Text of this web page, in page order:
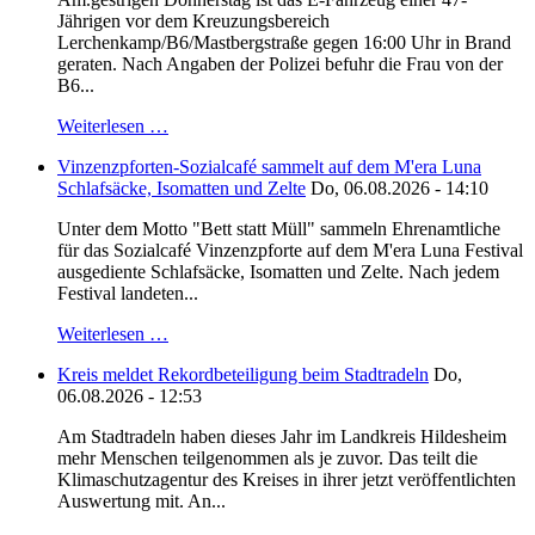
Jährigen vor dem Kreuzungsbereich
Lerchenkamp/B6/Mastbergstraße gegen 16:00 Uhr in Brand
geraten. Nach Angaben der Polizei befuhr die Frau von der
B6...
Weiterlesen …
Vinzenzpforten-Sozialcafé sammelt auf dem M'era Luna
Schlafsäcke, Isomatten und Zelte Do, 06.08.2026 - 14:10
Unter dem Motto "Bett statt Müll" sammeln Ehrenamtliche
für das Sozialcafé Vinzenzpforte auf dem M'era Luna Festival
ausgediente Schlafsäcke, Isomatten und Zelte. Nach jedem
Festival landeten...
Weiterlesen …
Kreis meldet Rekordbeteiligung beim Stadtradeln Do,
06.08.2026 - 12:53
Am Stadtradeln haben dieses Jahr im Landkreis Hildesheim
mehr Menschen teilgenommen als je zuvor. Das teilt die
Klimaschutzagentur des Kreises in ihrer jetzt veröffentlichten
Auswertung mit. An...